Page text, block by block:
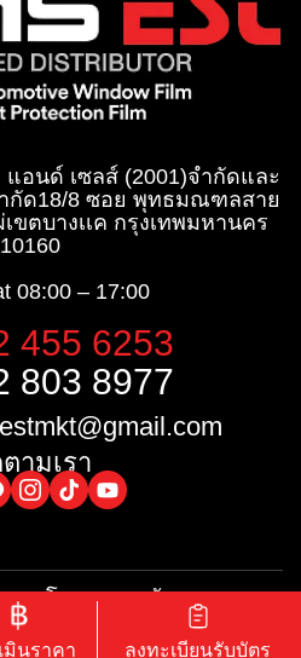
มินราคา ลงทะเบียนรับบัตร
อนด์ เซลส์ (2001)จำกัดและ
กัด​18/8 ซอย พุทธมณฑลสาย
เขตบางเเค กรุงเทพมหานคร
10160
08:00 – 17:00
455 6253
803 8977
ามเรา
นโยบายการคุ้มครอง